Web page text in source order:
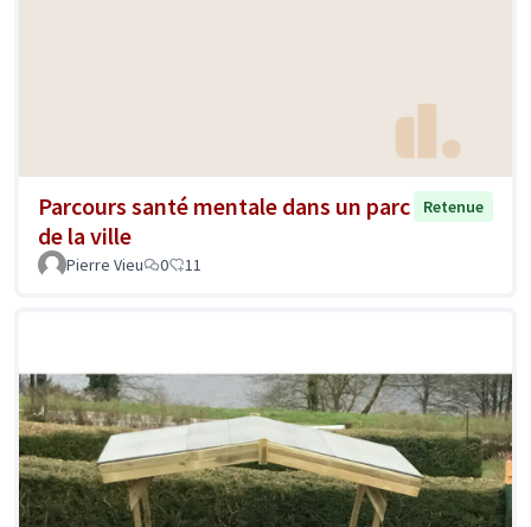
Parcours santé mentale dans un parc
de la ville
Retenue
Pierre Vieu 0 11